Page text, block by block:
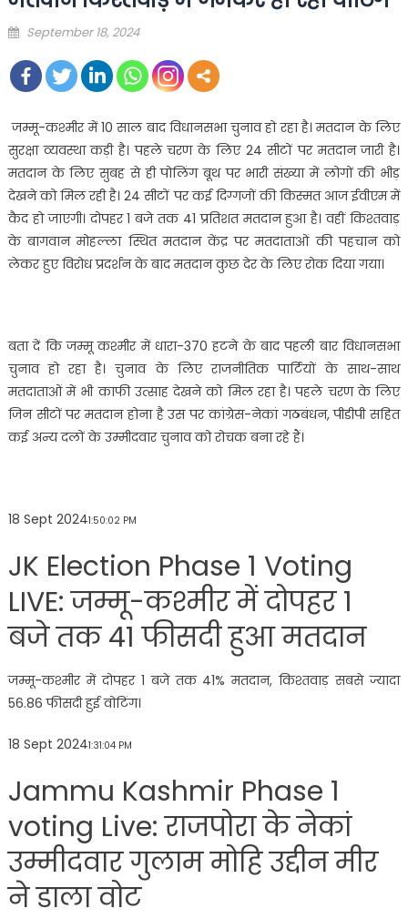
Posted
September 18, 2024
जम्मू-कश्मीर में 10 साल बाद विधानसभा चुनाव हो रहा है। मतदान के लिए
सुरक्षा व्यवस्था कड़ी है। पहले चरण के लिए 24 सीटों पर मतदान जारी है।
मतदान के लिए सुबह से ही पोलिंग बूथ पर भारी संख्या में लोगों की भीड़
देखने को मिल रही है। 24 सीटों पर कई दिग्गजों की किस्मत आज ईवीएम में
कैद हो जाएगी। दोपहर 1 बजे तक 41 प्रतिशत मतदान हुआ है। वहीं किश्तवाड़
के बागवान मोहल्ला स्थित मतदान केंद्र पर मतदाताओं की पहचान को
लेकर हुए विरोध प्रदर्शन के बाद मतदान कुछ देर के लिए रोक दिया गया।
बता दें कि जम्मू कश्मीर में धारा-370 हटने के बाद पहली बार विधानसभा
चुनाव हो रहा है। चुनाव के लिए राजनीतिक पार्टियों के साथ-साथ
मतदाताओं में भी काफी उत्साह देखने को मिल रहा है। पहले चरण के लिए
जिन सीटों पर मतदान होना है उस पर कांग्रेस-नेकां गठबंधन, पीडीपी सहित
कई अन्य दलों के उम्मीदवार चुनाव को रोचक बना रहे हैं।
18 Sept 20241:50:02 PM
JK Election Phase 1 Voting
LIVE: जम्मू-कश्मीर में दोपहर 1
बजे तक 41 फीसदी हुआ मतदान
जम्मू-कश्मीर में दोपहर 1 बजे तक 41% मतदान, किश्तवाड़ सबसे ज्यादा
56.86 फीसदी हुई वोटिंग।
18 Sept 20241:31:04 PM
Jammu Kashmir Phase 1
voting Live: राजपोरा के नेकां
उम्मीदवार गुलाम मोहि उद्दीन मीर
ने डाला वोट